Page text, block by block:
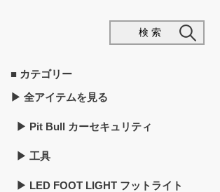
検 索
■ カテゴリー
▶︎ 全アイテムを見る
▶︎ Pit Bull カーセキュリティ
▶︎ 工具
▶︎ LED FOOT LIGHT フットライト